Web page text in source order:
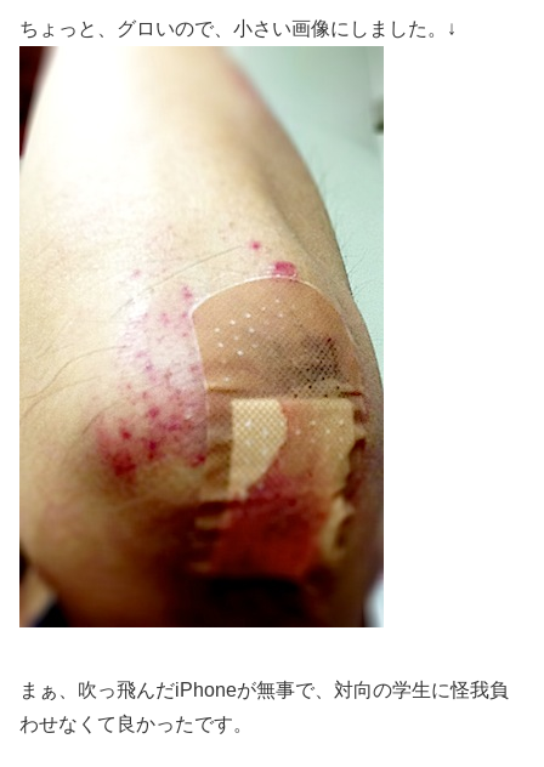
ちょっと、グロいので、小さい画像にしました。↓
まぁ、吹っ飛んだiPhoneが無事で、対向の学生に怪我負
わせなくて良かったです。